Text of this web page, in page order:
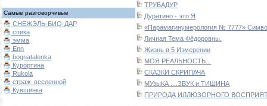
ТРУБАДУР
Дуратино - это Я
«Парамагинумерология № 7777»
Личная Тема Фёдоровны.
Жизнь в 5 Измерении
МОЯ РЕАЛЬНОСТЬ...
СКАЗКИ СКРИПАЧА
МУзыКА ....ЗВУК и ТИШИНА
ПРИРОДА ИЛЛЮЗОРНОГО
Самые разговорчивые
СНЕЖЭЛЬ-БИО-ДАР
спика
эмма
Enn
bognatalenka
Курортина
Rukola
страж_вселенной
Кувшинка